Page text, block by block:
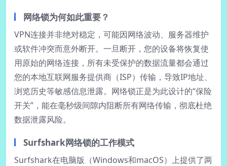
网络锁为何如此重要？
VPN连接并非绝对稳定，可能因网络波动、服务器维护
或软件冲突而意外断开。一旦断开，您的设备将恢复使
用原始的网络连接，所有未受保护的数据流量都会通过
您的本地互联网服务提供商（ISP）传输，导致IP地址、
浏览历史等敏感信息泄露。网络锁正是为此设计的“保险
开关”，能在毫秒级间隙内阻断所有网络传输，彻底杜绝
数据泄露风险。
Surfshark网络锁的工作模式
Surfshark在电脑版（Windows和macOS）上提供了两